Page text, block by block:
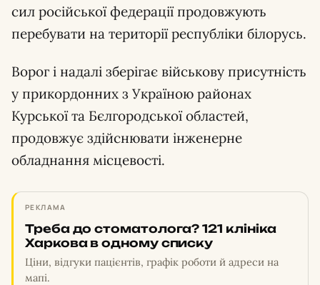
сил російської федерації продовжують
перебувати на території республіки білорусь.
Ворог і надалі зберігає військову присутність
у прикордонних з Україною районах
Курської та Бєлгородської областей,
продовжує здійснювати інженерне
обладнання місцевості.
РЕКЛАМА
Треба до стоматолога? 121 клініка
Харкова в одному списку
Ціни, відгуки пацієнтів, графік роботи й адреси на
мапі.